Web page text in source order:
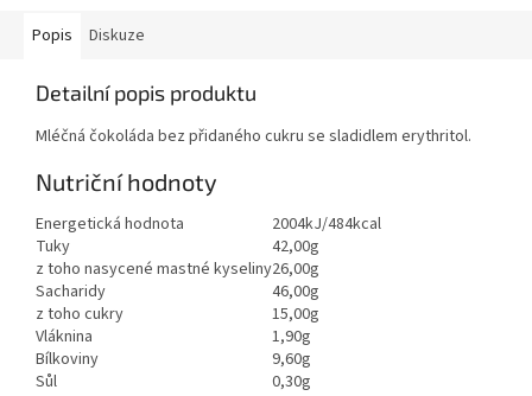
Popis Diskuze
Detailní popis produktu
Mléčná čokoláda bez přidaného cukru se sladidlem erythritol.
Nutriční hodnoty
Energetická hodnota
2004kJ/484kcal
Tuky
42,00g
z toho nasycené mastné kyseliny26,00g
Sacharidy
46,00g
z toho cukry
15,00g
Vláknina
1,90g
Bílkoviny
9,60g
Sůl
0,30g